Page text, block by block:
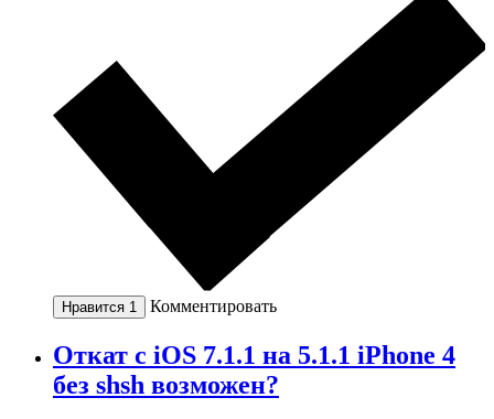
Нравится 1 Комментировать
Откат с iOS 7.1.1 на 5.1.1 iPhone 4
без shsh возможен?